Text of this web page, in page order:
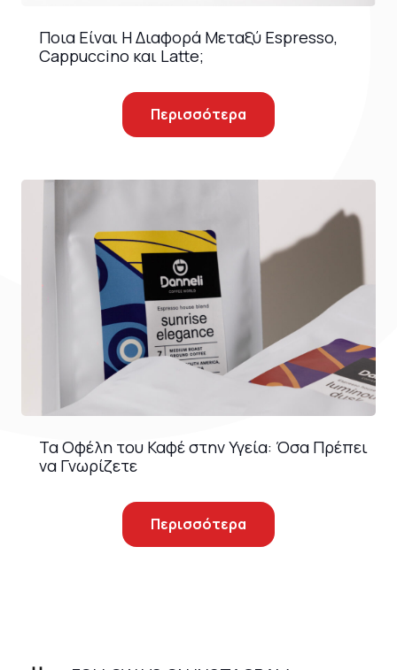
Ποια Είναι Η Διαφορά Μεταξύ Espresso,
Cappuccino και Latte;
Περισσότερα
Τα Οφέλη του Καφέ στην Υγεία: Όσα Πρέπει
να Γνωρίζετε
Περισσότερα